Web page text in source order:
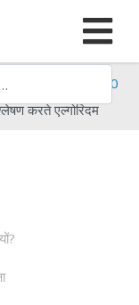
Srote - 2020
करते एल्गोरिदम